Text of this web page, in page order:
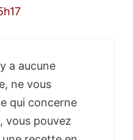
a aucune
ne vous
qui concerne
vous pouvez